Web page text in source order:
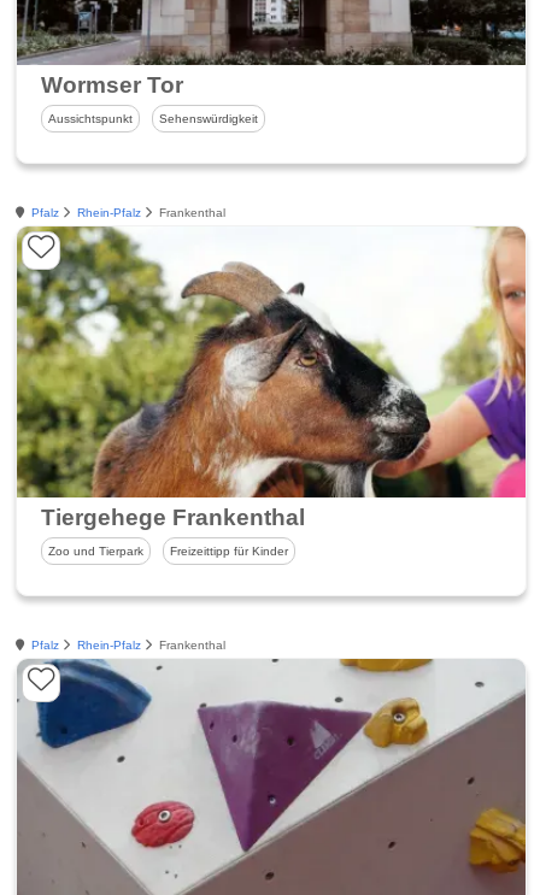
Wormser Tor
Aussichtspunkt Sehenswürdigkeit
Pfalz Rhein-Pfalz Frankenthal
Tiergehege Frankenthal
Zoo und Tierpark Freizeittipp für Kinder
Pfalz Rhein-Pfalz Frankenthal